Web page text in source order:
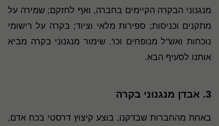
מנגנוני הבקרה הקיימים בחברה, ואף לחזקם; שמירה על
מתקנים וכניסות; ספירות מלאי וציוד; בקרה על רישומי
נוכחות ואש"ל מנופחים וכו'. שימור מנגנוני בקרה מביא
אותנו לסעיף הבא.
3. אבדן מנגנוני בקרה
באחת מהחברות שבדקנו, בוצע קיצוץ דרסטי בכח אדם,